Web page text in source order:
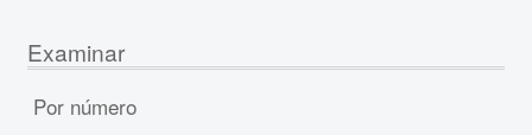
Examinar
Por número